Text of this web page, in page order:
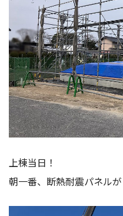
上棟当日！
朝一番、断熱耐震パネル